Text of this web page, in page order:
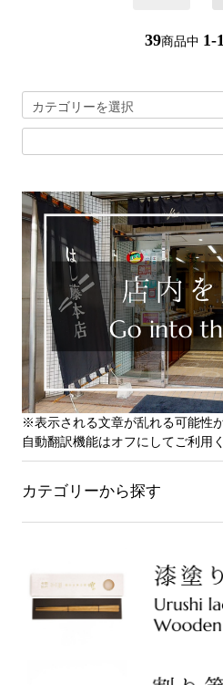
39商品中 1-
※表示される文章が乱れる可能性
自動翻訳機能はオフにしてご利用
カテゴリーから探す